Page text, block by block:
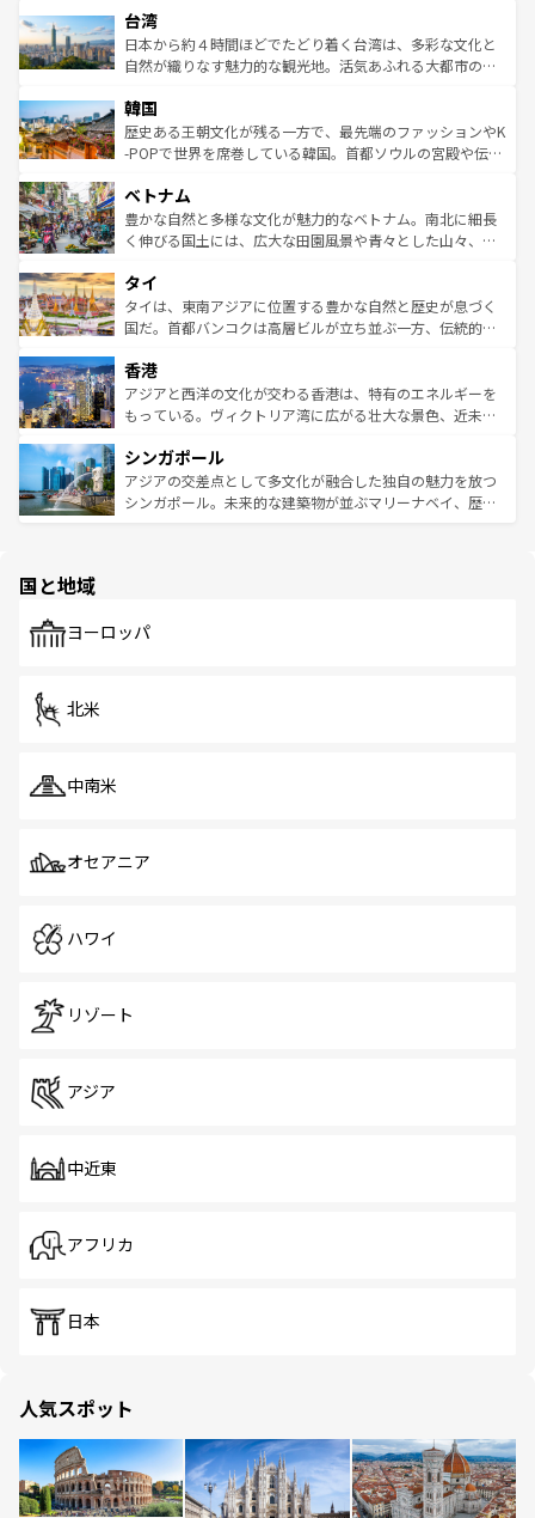
ならではの贅沢な旅のスタイルだ。 なお、新着のアメリカ
情報はコンテンツ一覧を参照してほしい。
れるおもてなしの心で訪れる人々を迎えてくれるハワイの
人々、おいしいローカルフードやハワイアンミュージッ
ク、伝統的なフラダンスなど、すべてがハワイの魅力を彩
ワイを、存分に味わってほしい。 なお、新着のハワイ情報
はコンテンツ一覧を参照してほしい。
リアリーフや大陸中央部にそびえるウルル（エアーズロッ
ク）、タスマニアの美しい原生林やケアンズの熱帯雨林な
ど、見どころがたくさん。また、カフェやワイン、オージ
いる。アクティビティも充実しており、サーフィンやダイ
ビング、ハイキングなど、アウトドア好きにはたまらな
い。オーストラリアの多彩な魅力を存分に味わいつくそ
参照してほしい。
台湾
日本から約４時間ほどでたどり着く台湾は、多彩な文化と
自然が織りなす魅力的な観光地。活気あふれる大都市の台
ン）、静ひつな山岳地帯である台湾東部など、都市の喧騒
と山間の静けさが共存しており、訪れる人に新しい発見と
驚きをもたらしてくれる。また、奥深い台湾の食文化も魅
容にもいいと評判のスイーツなど、バラエティ豊かな料理
が味わえる。 なお、新着の台湾情報は コンテンツ一覧を参
照してほしい。
韓国
歴史ある王朝文化が残る一方で、最先端のファッションやK
-POPで世界を席巻している韓国。首都ソウルの宮殿や伝統
き、地方に足を延ばせば四季折々の自然美を楽しむことが
できる。そして、キムチや焼肉、絶品のストリートフード
まで、さまざまな韓国料理が待っている。夜には、韓国な
リティに包まれながら、韓国の多彩な魅力を心ゆくまで味
わってみてほしい。 なお、新着の韓国情報はコンテンツ一
覧を参照してほしい。
ベトナム
豊かな自然と多様な文化が魅力的なベトナム。南北に細長
く伸びる国土には、広大な田園風景や青々とした山々、世
急速な発展と共に伝統が息づく。ハノイの古い町並みやホ
ーチミン市のフランス統治時代の建物も、独特の雰囲気を
醸し出している。また、バラエティの豊かさとおいしさで
とつ。フォーやバインミー、ベトナムコーヒーなどは、ぜ
ひ現地で味わいたい。どの地域を訪れてもあたたかい人々
が旅行者を迎えてくれるので、きっと忘れられない旅にな
参照してほしい。
タイ
タイは、東南アジアに位置する豊かな自然と歴史が息づく
国だ。首都バンコクは高層ビルが立ち並ぶ一方、伝統的な
の活気が交差している。北部ではチェンマイなどの山岳地
帯で自然と触れ合い、南部ではプーケットやクラビの美し
いビーチでリゾート気分を楽しむことができる。タイ料理
激する。気候は一年中温暖で、どの季節にも異なる楽しみ
が待っている。親しみやすいタイの人々、仏教を中心とし
た文化、そして多様な観光資源が、訪れる旅人を魅了し続
香港
アジアと西洋の文化が交わる香港は、特有のエネルギーを
もっている。ヴィクトリア湾に広がる壮大な景色、近未来
み、どこを訪れても感動するはず。観光スポットが密集し
ており、効率よく見どころを回れるのも魅力。息をのむよ
うな絶景から文化的な体験まで、香港を存分に楽しみ尽く
シンガポール
アジアの交差点として多文化が融合した独自の魅力を放つ
シンガポール。未来的な建築物が並ぶマリーナベイ、歴史
で、ホーカーズは地元の風情を楽しめる外せないスポット
国と地域
ヨーロッパ
北米
中南米
オセアニア
ハワイ
リゾート
アジア
中近東
アフリカ
日本
人気スポット